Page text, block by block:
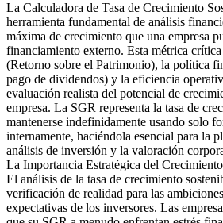
La Calculadora de Tasa de Crecimiento
herramienta fundamental de análisis
máxima de crecimiento que una empresa
financiamiento externo. Esta métrica
(Retorno sobre el Patrimonio), la política
pago de dividendos) y la eficiencia
evaluación realista del potencial de
empresa. La SGR representa la tasa de
mantenerse indefinidamente usando solo
internamente, haciéndola esencial para la
análisis de inversión y la valoración
La Importancia Estratégica del
El análisis de la tasa de crecimiento
verificación de realidad para las
expectativas de los inversores. Las